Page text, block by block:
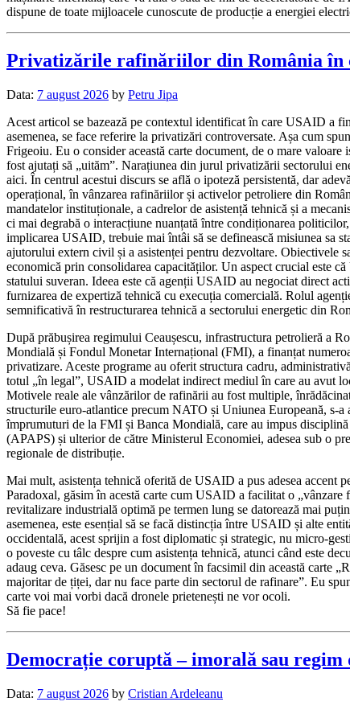
dispune de toate mijloacele cunoscute de producție a energiei
Privatizările rafinăriilor din România
Data: 7 august 2026 by Petru Jipa
Acest articol se bazează pe contextul identificat în care USAID a
asemenea, se face referire la privatizări controversate. Așa cum
Frigeoiu. Eu o consider această carte document, de o mare
fost ajutați să „uităm”. Narațiunea din jurul privatizării sectorului
aici. În centrul acestui discurs se află o ipoteză persistentă, dar
operațional, în vânzarea rafinăriilor și activelor petroliere din
mandatelor instituționale, a cadrelor de asistență tehnică și a
ci mai degrabă o interacțiune nuanțată între condiționarea
implicarea USAID, trebuie mai întâi să se definească misiunea sa
ajutorului extern civil și a asistenței pentru dezvoltare. Obiectivele
economică prin consolidarea capacităților. Un aspect crucial este
statului suveran. Ideea este că agenții USAID au negociat direct
furnizarea de expertiză tehnică cu execuția comercială. Rolul
semnificativă în restructurarea tehnică a sectorului energetic din
După prăbușirea regimului Ceaușescu, infrastructura petrolieră a
Mondială și Fondul Monetar Internațional (FMI), a finanțat
privatizare. Aceste programe au oferit structura cadru,
totul „în legal”, USAID a modelat indirect mediul în care au avut
Motivele reale ale vânzărilor de rafinării au fost multiple,
structurile euro-atlantice precum NATO și Uniunea Europeană, s-
împrumuturi de la FMI și Banca Mondială, care au impus
(APAPS) și ulterior de către Ministerul Economiei, adesea sub o
regionale de distribuție.
Mai mult, asistența tehnică oferită de USAID a pus adesea accent
Paradoxal, găsim în acestă carte cum USAID a facilitat o
revitalizare industrială optimă pe termen lung se datorează mai
asemenea, este esențial să se facă distincția între USAID și alte
occidentală, acest sprijin a fost diplomatic și strategic, nu micro-
o poveste cu tâlc despre cum asistența tehnică, atunci când este
adaug ceva. Găsesc pe un document în facsimil din această carte
majoritar de țiței, dar nu face parte din sectorul de rafinare”. Eu
carte voi mai vorbi dacă dronele prietenești ne vor ocoli.
Să fie pace!
Democrație coruptă – imorală sau regim
Data: 7 august 2026 by Cristian Ardeleanu